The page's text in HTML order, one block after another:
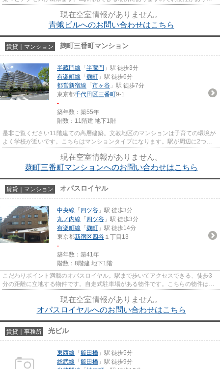
す。
現在空室情報がありません。
青蛾ビルへのお問い合わせはこちら
賃貸｜マンション 麹町三番町マンション
半蔵門線 「半蔵門 」駅 徒歩3分
有楽町線 「麹町 」駅 徒歩6分
都営新宿線 「市ヶ谷 」駅 徒歩7分
東京都千代田区三番町9-1
-
築年数：築55年
階数：11階建 地下1階
是非ご覧ください11階建ての高層建築。文教地区のマンションは子育ての環境が
よく学校が近いです。こちらはマンションタイプになります。駅が周辺に2つあ
るので行動範囲が広がります。...
現在空室情報がありません。
麹町三番町マンションへのお問い合わせはこちら
賃貸｜マンション オパスロイヤル
中央線 「四ツ谷 」駅 徒歩3分
丸ノ内線 「四ツ谷 」駅 徒歩3分
有楽町線 「麹町 」駅 徒歩14分
東京都新宿区四谷 １丁目13
-
築年数：築41年
階数：8階建 地下1階
こだわりポイント満載のオパスロイヤル。駅まで歩いてアクセスできる、徒歩3
分の距離に立地する物件です。自走式駐車場がある物件です。こちらの物件はマ
ンションです。当社スタッフが...
現在空室情報がありません。
オパスロイヤルへのお問い合わせはこちら
賃貸｜事務所 光ビル
東西線 「飯田橋 」駅 徒歩5分
総武線 「飯田橋 」駅 徒歩9分